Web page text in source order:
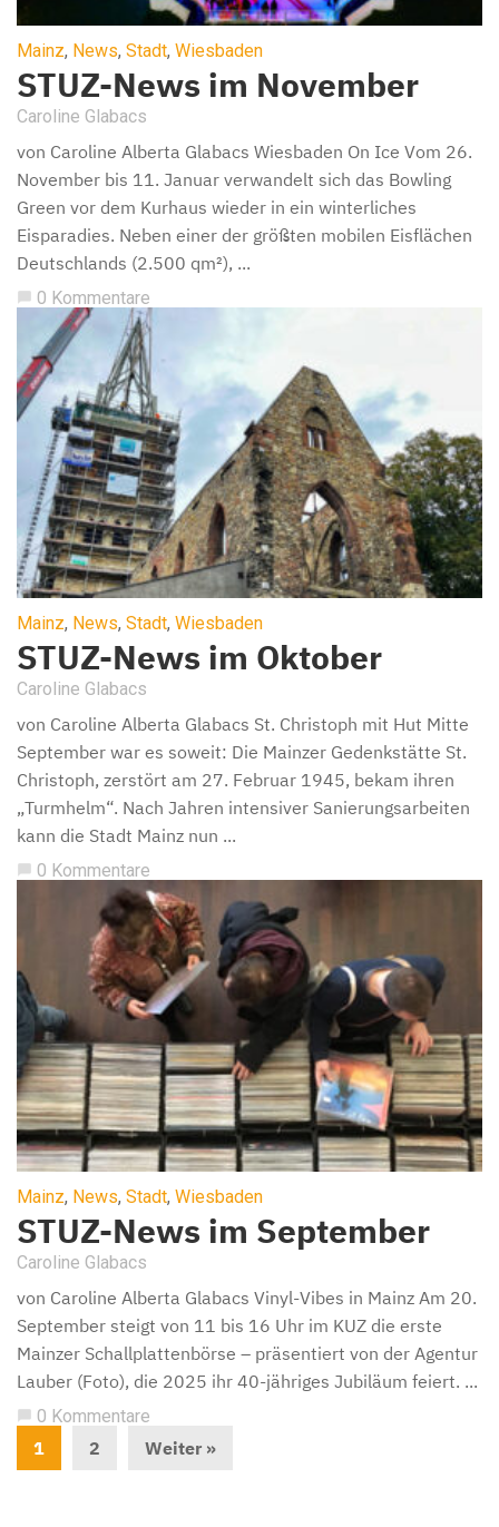
Mainz, News, Stadt, Wiesbaden
STUZ-News im November
Caroline Glabacs
von Caroline Alberta Glabacs Wiesbaden On Ice Vom 26.
November bis 11. Januar verwandelt sich das Bowling
Green vor dem Kurhaus wieder in ein winterliches
Eisparadies. Neben einer der größten mobilen Eisflächen
Deutschlands (2.500 qm²), ...
chat_bubble 0 Kommentare
Mainz, News, Stadt, Wiesbaden
STUZ-News im Oktober
Caroline Glabacs
von Caroline Alberta Glabacs St. Christoph mit Hut Mitte
September war es soweit: Die Mainzer Gedenkstätte St.
Christoph, zerstört am 27. Februar 1945, bekam ihren
„Turmhelm“. Nach Jahren intensiver Sanierungsarbeiten
kann die Stadt Mainz nun ...
chat_bubble 0 Kommentare
Mainz, News, Stadt, Wiesbaden
STUZ-News im September
Caroline Glabacs
von Caroline Alberta Glabacs Vinyl-Vibes in Mainz Am 20.
September steigt von 11 bis 16 Uhr im KUZ die erste
Mainzer Schallplattenbörse – präsentiert von der Agentur
Lauber (Foto), die 2025 ihr 40-jähriges Jubiläum feiert. ...
0 Kommentare
1 2 Weiter »